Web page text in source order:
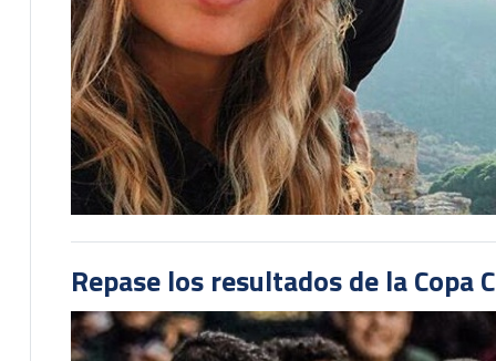
Repase los resultados de la Copa